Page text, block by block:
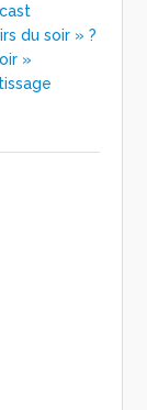
du soir » ?
»